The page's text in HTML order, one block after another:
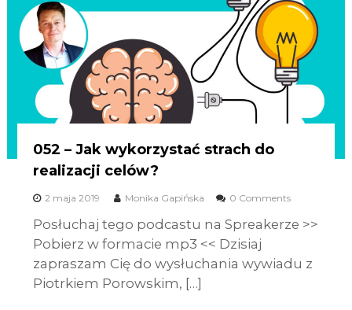
052 – Jak wykorzystać strach do
realizacji celów?
2 maja 2019 Monika Gapińska 0 Comments
Posłuchaj tego podcastu na Spreakerze >>
Pobierz w formacie mp3 << Dzisiaj
zapraszam Cię do wysłuchania wywiadu z
Piotrkiem Porowskim, […]